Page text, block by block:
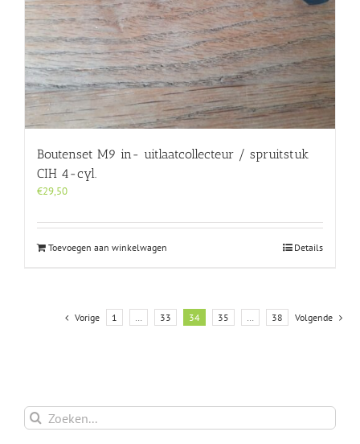
Boutenset M9 in- uitlaatcollecteur / spruitstuk
CIH 4-cyl.
€29,50
Toevoegen aan winkelwagen Details
Vorige 1 … 33 34 35 … 38 Volgende
Zoeken
naar: